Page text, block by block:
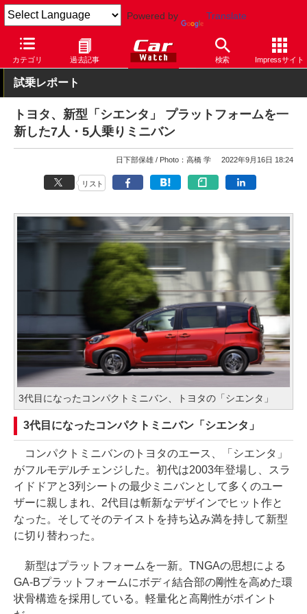
Powered by Translate
カテゴリ 過去記事 検索 Impressサイト
Car Watch 自動車 トヨタ シエンタ
試乗レポート
トヨタ、新型「シエンタ」 プラットフォームを一
新した7人・5人乗りミニバン
日下部保雄 Photo：高橋 学 2022年9月16日 18:24
リスト
3代目になったコンパクトミニバン、トヨタの「シエンタ」
3代目になったコンパクトミニバン「シエンタ」
コンパクトミニバンのトヨタのエース、「シエンタ」
がフルモデルチェンジした。初代は2003年登場し、スラ
イドドアと3列シートの最少ミニバンとして多くのユー
ザーに親しまれ、2代目は斬新なデザインでヒット作と
なった。そしてそのテイストを持ち込み満を持して新型
に切り替わった。
新型はプラットフォームを一新。TNGAの思想による
GA-Bプラットフォームにボディ結合部の剛性を高めた環
状骨構造を採用している。軽量化と高剛性がポイント